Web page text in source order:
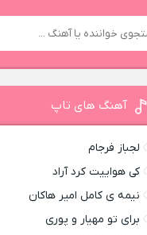
آهنگ های تاپ
لجباز فرجام
کی هواییت کرد آراد
نیمه ی کامل امیر هاکان
برای تو مهیار و پوری